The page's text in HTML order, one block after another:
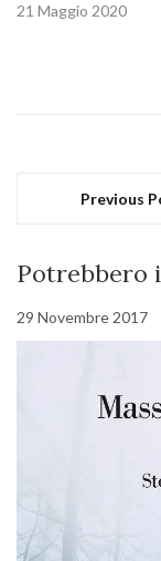
21 Maggio 2020
Previous
Potrebbero
29 Novembre 2017